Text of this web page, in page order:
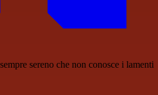
sereno che non conosce i lamenti